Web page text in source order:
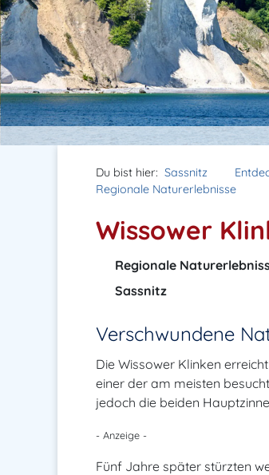
Du bist hier: Sassnitz
Regionale Naturerlebnisse
Wissower
Regionale
Sassnitz
Verschwundene
Die Wissower Klinken
einer der am meisten
jedoch die beiden
- Anzeige -
Fünf Jahre später stürzten